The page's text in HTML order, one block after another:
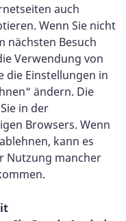
auch
Wenn Sie nicht
nächsten Besuch
Verwendung von
die Einstellungen in
ändern. Die
in der
Browsers. Wenn
kann es
Nutzung mancher